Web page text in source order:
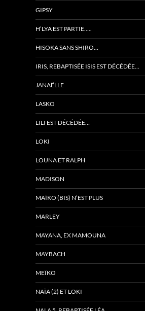
GIPSY
H’LYA EST PARTIE…..
HISOKA SANS SHIRO…
IRIS, REBAPTISÉE ISIS EST DÉCÉDÉE…
JANAËLLE
LASKO
LILI EST DÉCÉDÉE…
LOKI
LOUNA ET RALPH
MADISON
MAÏKO (BIS) N’EST PLUS
MARLEY
MAYANA, EX MAMOUNA
MAYBACH
MEÏKO
NAÏA (2) ET LOKI